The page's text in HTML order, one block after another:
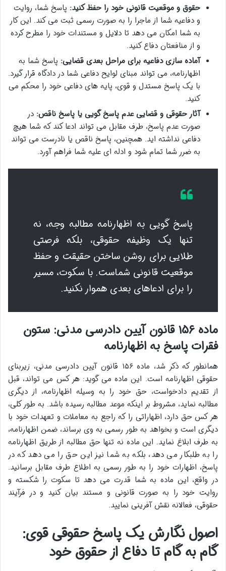
حقوق و موقعیت قانونی خود را حفظ کنید: پاسخ شما، روایت
و دفاعیه شما از ماجرا را به صورت رسمی ثبت می کند. این کار
به شما امکان می دهد تا دلایل و مستندات خود را مطرح کرده
و از منافعتان دفاع کنید.
آماده سازی دفاعیه برای مراحل بعدی قضایی: پاسخ شما به
اظهارنامه، می تواند مبنای لوایح دفاعی شما در دادگاه قرار گیرد.
با یک پاسخ مستدل و قوی، پایه های دفاعی خود را محکم می
کنید.
آثار حقوقی و قضایی عدم پاسخ گویی یا پاسخ ناقص: در
صورت عدم پاسخ، طرف مقابل می تواند ادعا کند که شما هیچ
دفاعی نداشته اید. همچنین، پاسخ ناقص یا نادرست می تواند
به ضرر شما تمام شود و ادله ای علیه شما فراهم آورد.
پاسخ گویی به اظهارنامه مطالبه وجه، نه
تنها یک وظیفه حقوقی، بلکه فرصتی
طلایی برای روشن ساختن حقیقت و حفظ
موقعیت قانونی شماست. با سکوت، مسیر
را برای ادعاهای بعدی هموار نکنید.
ماده ۱۵۶ قانون آیین دادرسی مدنی: ستون
فقرات پاسخ به اظهارنامه
همانطور که ذکر شد، ماده ۱۵۶ قانون آیین دادرسی مدنی، زیربنای
حقوقی اظهارنامه است. این ماده می گوید: هر کس می تواند، قبل
از تقدیم دادخواست، حق خود را به وسیله اظهارنامه، از دیگری
مطالبه نماید، مشروط بر اینکه موعد مطالبه رسیده باشد. به طور کلی،
هر کس حق دارد، اظهاراتی را که راجع به معاملات و تعهدات خود با
دیگری است و بخواهد به طور رسمی به وی برساند، ضمن اظهارنامه،
به طرف ابلاغ نماید. این ماده نه تنها حق مطالبه از طریق اظهارنامه
را به طلبکار می دهد، بلکه به شما نیز این حق را می دهد که در
پاسخ، اظهارات خود را به طور رسمی به اطلاع طرف مقابل برسانید.
در واقع، این ماده به شما قدرت می دهد تا سکوت را شکسته و
روایت خود را به صورت قانونی و مستند بیان کنید و در فرآیند
حقوقی، فعالانه نقش آفرینی نمایید.
اصول نگارش یک پاسخ حقوقی قوی:
گام به گام تا دفاع از حقوق خود